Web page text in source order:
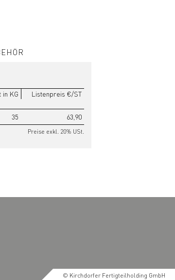
in KG Listenpreis €/ST
35 63,90
Preise exkl. 20% USt.
© Kirchdorfer Fertigteilholding GmbH